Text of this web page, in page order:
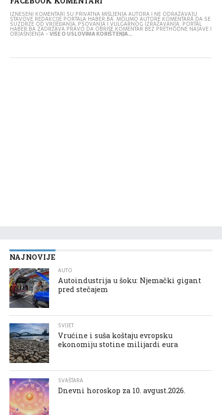
IZNESENI KOMENTARI SU PRIVATNA MIŠLJENJA AUTORA I NE ODRAŽAVAJU
STAVOVE REDAKCIJE PORTALA HABER.BA. MOLIMO AUTORE KOMENTARA DA SE
SUZDRŽE OD VRIJEĐANJA, PSOVANJA I VULGARNOG IZRAŽAVANJA. PORTAL
HABER.BA ZADRŽAVA PRAVO DA OBRIŠE KOMENTAR BEZ PRETHODNE NAJAVE I
OBJAŠNJENJA -VIŠE O USLOVIMA KORIŠTENJA...
NAJNOVIJE
AUTO
Autoindustrija u šoku: Njemački gigant
pred stečajem
SVIJET
Vrućine i suša koštaju evropsku
ekonomiju stotine milijardi eura
SVAŠTARA
Dnevni horoskop za 10. avgust.2026.